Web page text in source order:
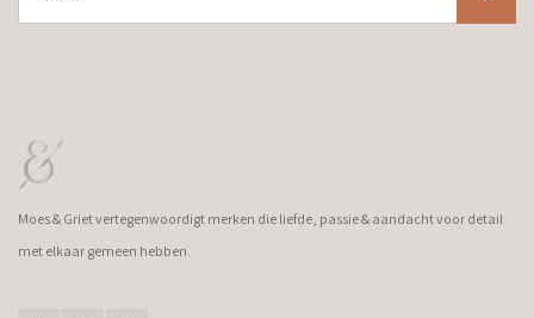
Moes & Griet vertegenwoordigt merken die liefde, passie & aandacht voor detail
met elkaar gemeen hebben.